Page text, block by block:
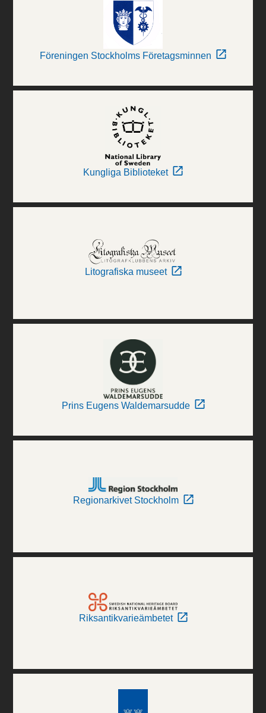
Föreningen Stockholms Företagsminnen
Kungliga Biblioteket
Litografiska museet
Prins Eugens Waldemarsudde
Regionarkivet Stockholm
Riksantikvarieämbetet